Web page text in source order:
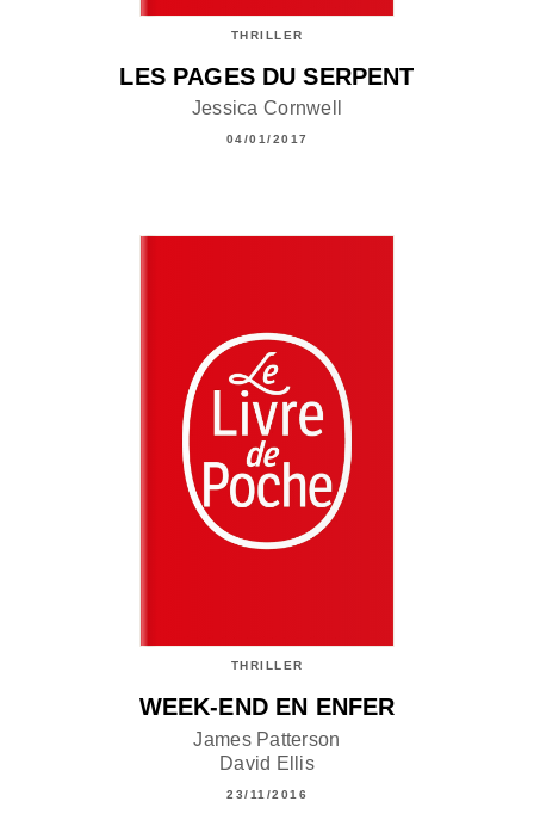
THRILLER
LES PAGES DU SERPENT
Jessica Cornwell
04/01/2017
THRILLER
WEEK-END EN ENFER
James Patterson
David Ellis
23/11/2016